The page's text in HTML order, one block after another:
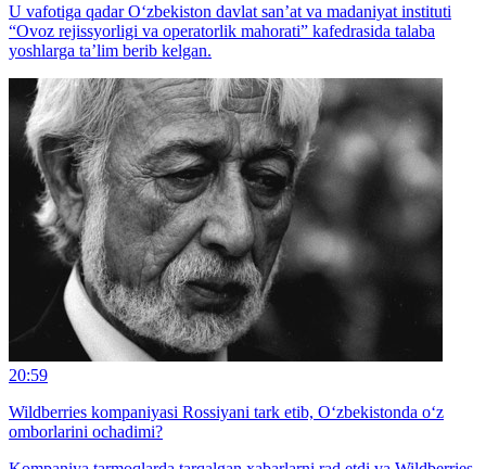
U vafotiga qadar O‘zbekiston davlat san’at va madaniyat instituti
“Ovoz rejissyorligi va operatorlik mahorati” kafedrasida talaba
yoshlarga ta’lim berib kelgan.
20:59
Wildberries kompaniyasi Rossiyani tark etib, O‘zbekistonda o‘z
omborlarini ochadimi?